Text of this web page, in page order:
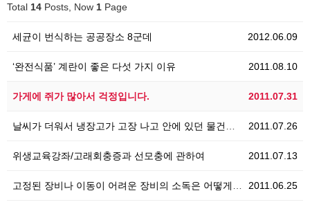
Total 14 Posts, Now 1 Page
2012.06.09
세균이 번식하는 공공장소 8군데
2011.08.10
‘완전식품’ 계란이 좋은 다섯 가지 이유
2011.07.31
가게에 쥐가 많아서 걱정입니다.
2011.07.26
날씨가 더워서 냉장고가 고장 나고 안에 있던 물건들이 …
2011.07.13
위생교육강좌/고래회충증과 선모충에 관하여
2011.06.25
고정된 장비나 이동이 어려운 장비의 소독은 어떻게 하나…